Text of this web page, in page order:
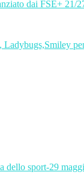
dai FSE+ 21/
Ladybugs,Smiley
dello sport-29